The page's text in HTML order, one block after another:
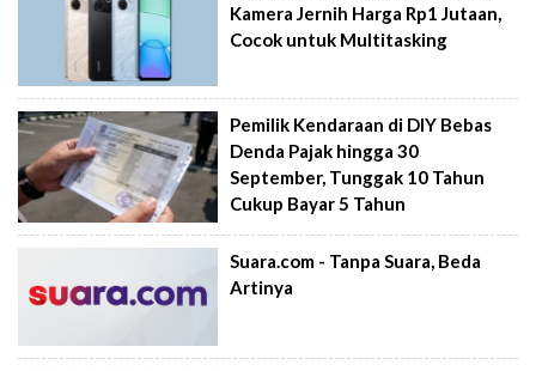
Kamera Jernih Harga Rp1 Jutaan,
Cocok untuk Multitasking
Pemilik Kendaraan di DIY Bebas
Denda Pajak hingga 30
September, Tunggak 10 Tahun
Cukup Bayar 5 Tahun
Suara.com - Tanpa Suara, Beda
Artinya